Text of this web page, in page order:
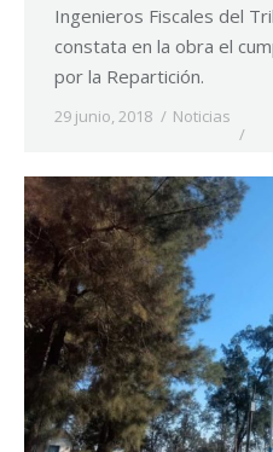
Ingenieros Fiscales del
constata en la obra el
por la Repartición.
29 junio, 2018 Noticias